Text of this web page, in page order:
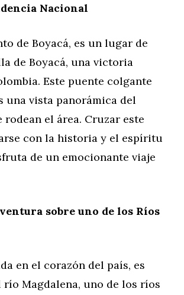
Nacional
de Boyacá, es un lugar de
de Boyacá, una victoria
Este puente colgante
una vista panorámica del
el área. Cruzar este
con la historia y el espíritu
de un emocionante viaje
sobre uno de los Ríos
en el corazón del país, es
Magdalena, uno de los ríos